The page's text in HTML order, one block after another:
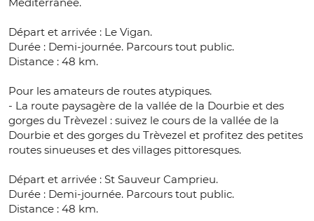
Départ et arrivée : Le Vigan.
Durée : Demi-journée. Parcours tout public.
Distance : 48 km.
Pour les amateurs de routes atypiques.
- La route paysagère de la vallée de la Dourbie et des
gorges du Trèvezel : suivez le cours de la vallée de la
Dourbie et des gorges du Trèvezel et profitez des petites
routes sinueuses et des villages pittoresques.
Départ et arrivée : St Sauveur Camprieu.
Durée : Demi-journée. Parcours tout public.
Distance : 48 km.